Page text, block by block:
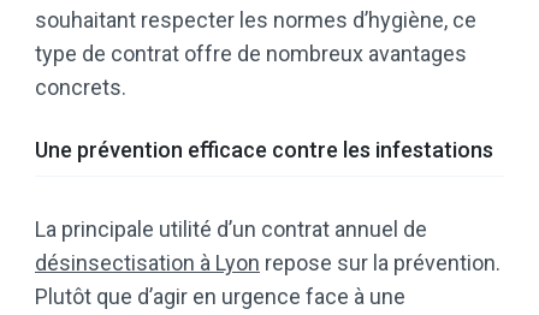
souhaitant respecter les normes d’hygiène, ce
type de contrat offre de nombreux avantages
concrets.
Une prévention efficace contre les infestations
La principale utilité d’un contrat annuel de
désinsectisation à Lyon repose sur la prévention.
Plutôt que d’agir en urgence face à une